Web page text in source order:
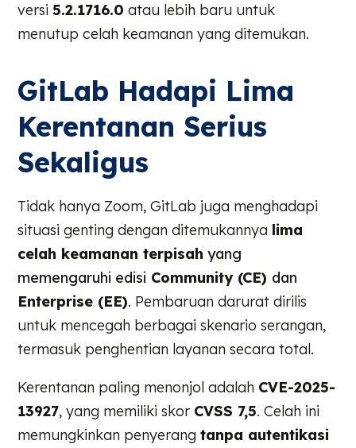
versi5.2.1716.0 atau lebih baru untuk
menutup celah keamanan yang ditemukan.
GitLab Hadapi Lima
Kerentanan Serius
Sekaligus
Tidak hanya Zoom, GitLab juga menghadapi
situasi genting dengan ditemukannya lima
celah keamanan terpisah yang
memengaruhi edisi Community (CE) dan
Enterprise (EE). Pembaruan darurat dirilis
untuk mencegah berbagai skenario serangan,
termasuk penghentian layanan secara total.
Kerentanan paling menonjol adalah CVE-2025-
13927, yang memiliki skor CVSS 7,5. Celah ini
memungkinkan penyerangtanpa autentikasi